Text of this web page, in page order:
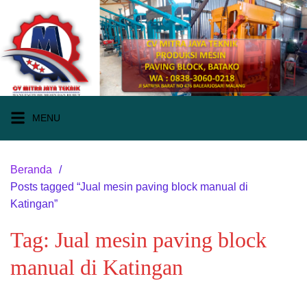
konten
MENU
Beranda
Posts tagged “Jual mesin paving block manual di
Katingan”
Tag: Jual mesin paving block
manual di Katingan